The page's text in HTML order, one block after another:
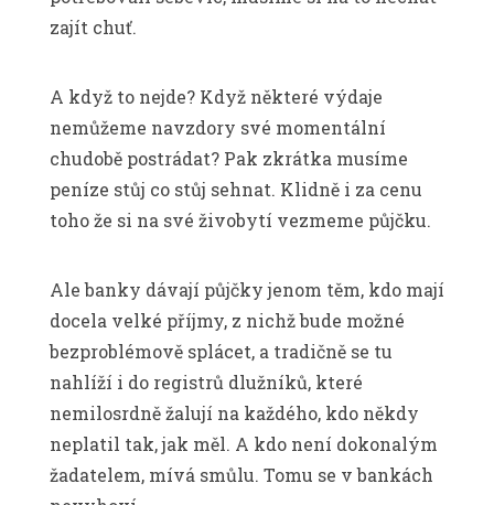
zajít chuť.
A když to nejde? Když některé výdaje
nemůžeme navzdory své momentální
chudobě postrádat? Pak zkrátka musíme
peníze stůj co stůj sehnat. Klidně i za cenu
toho že si na své živobytí vezmeme půjčku.
Ale banky dávají půjčky jenom těm, kdo mají
docela velké příjmy, z nichž bude možné
bezproblémově splácet, a tradičně se tu
nahlíží i do registrů dlužníků, které
nemilosrdně žalují na každého, kdo někdy
neplatil tak, jak měl. A kdo není dokonalým
žadatelem, mívá smůlu. Tomu se v bankách